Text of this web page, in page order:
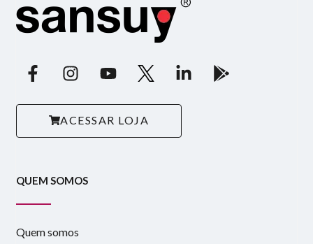
ACESSAR LOJA
QUEM SOMOS
Quem somos